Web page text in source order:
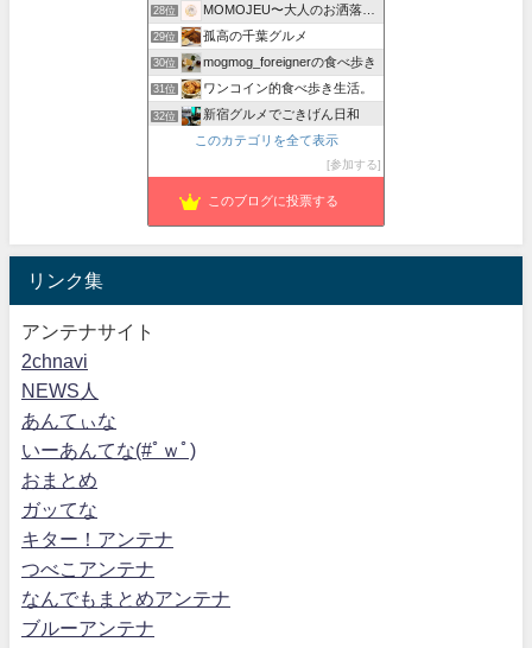
28位 MOMOJEU〜大人のお洒落な旅とグルメ。
29位 孤高の千葉グルメ
30位 mogmog_foreignerの食べ歩き
31位 ワンコイン的食べ歩き生活。
32位 新宿グルメでごきげん日和
Foodie Blues：減酒逃避行
紅子のセレブなグルメ日記
このカテゴリを全て表示
参加する
このブログに投票する
リンク集
アンテナサイト
2chnavi
NEWS人
あんてぃな
いーあんてな(#ﾟｗﾟ)
おまとめ
ガッてな
キター！アンテナ
つべこアンテナ
なんでもまとめアンテナ
ブルーアンテナ